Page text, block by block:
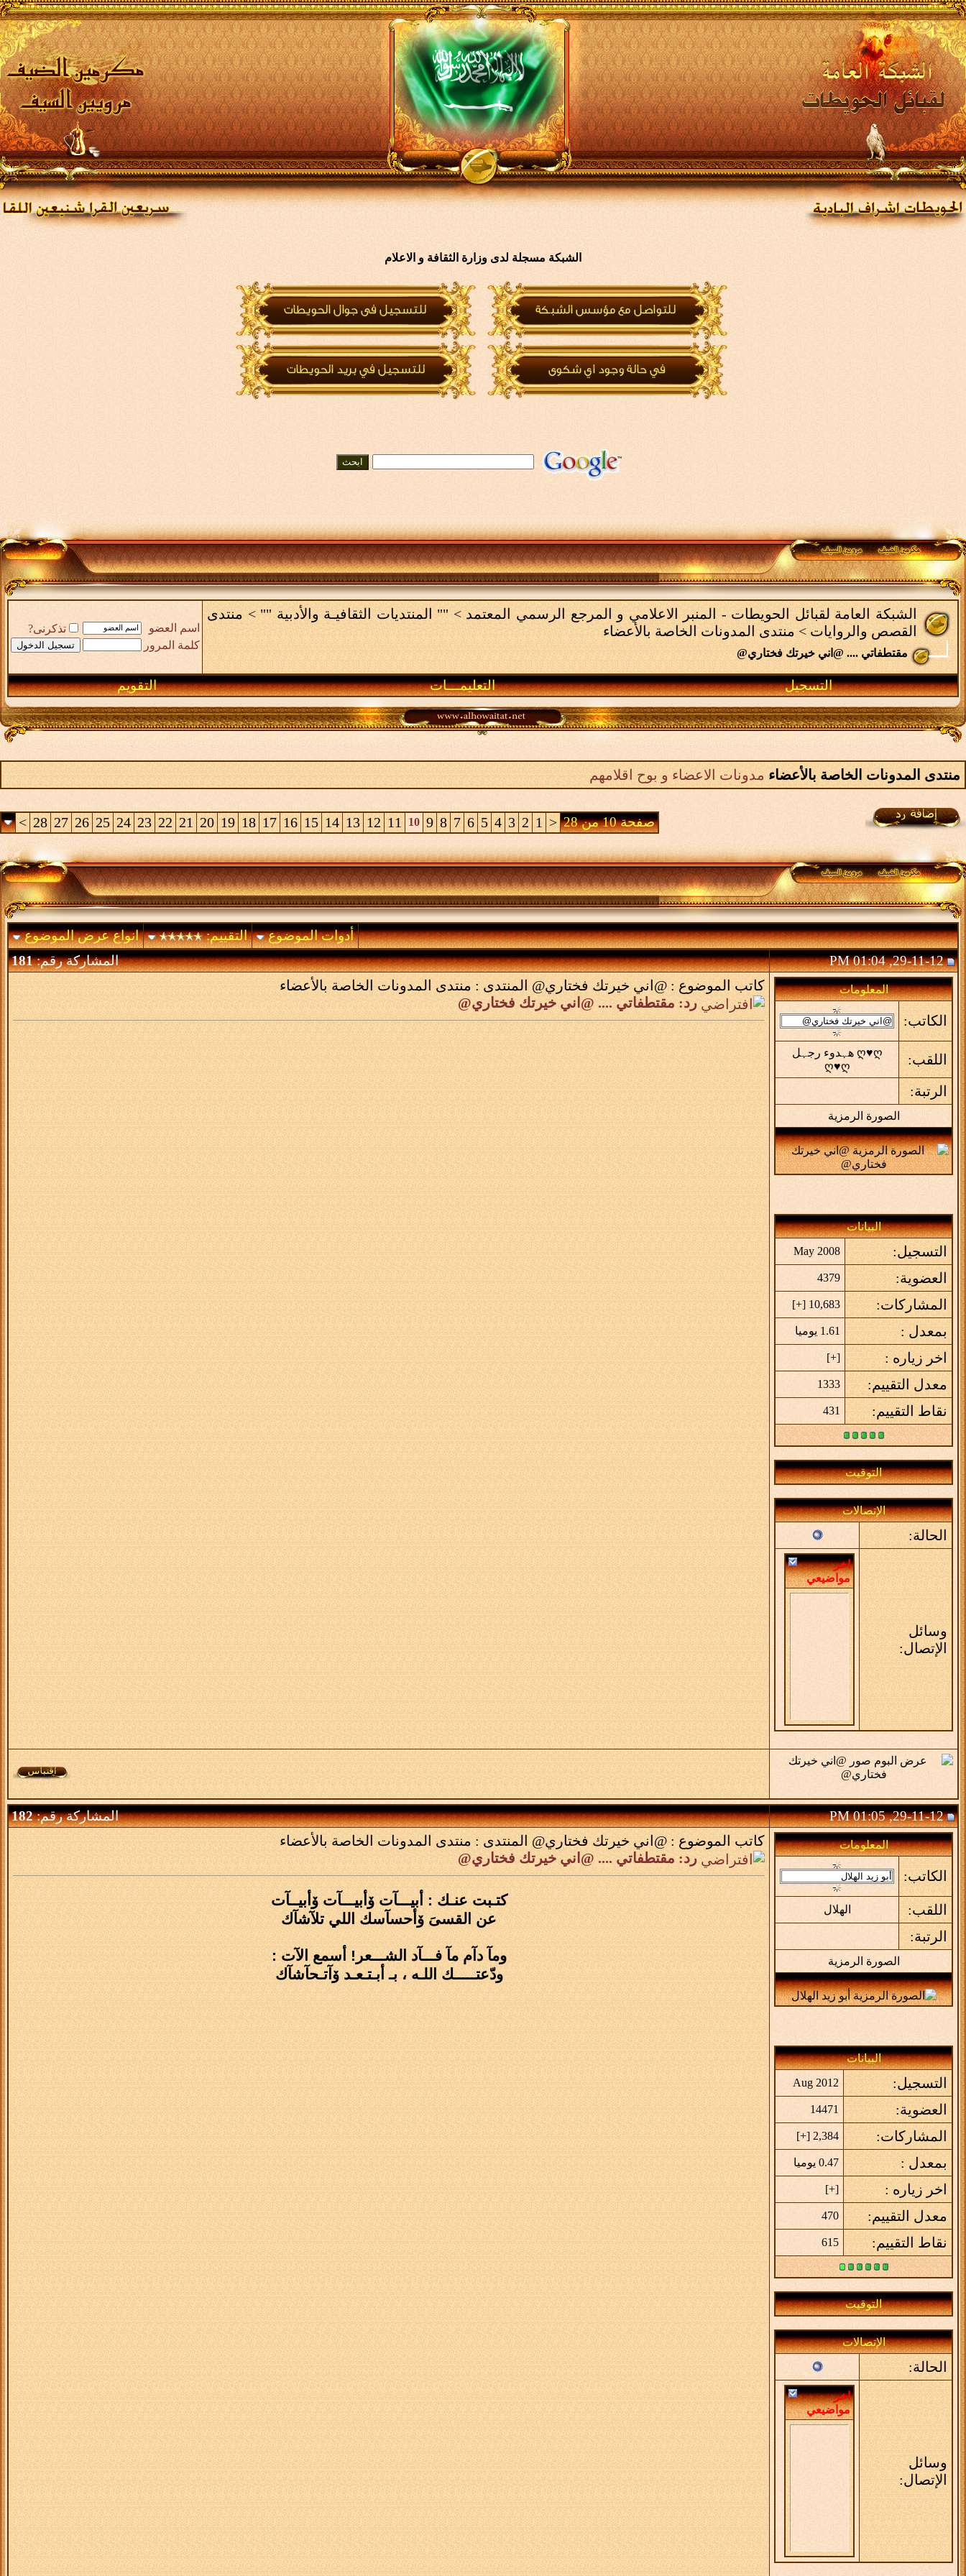
الشبكة مسجلة لدى وزارة الثقافة و الاعلام
الشبكة العامة لقبائل الحويطات - المنبر الاعلامي و المرجع الرسمي المعتمد > "" المنتديات الثقافيـة والأدبية "" > منتدى
القصص والروايات > منتدى المدونات الخاصة بالأعضاء
مقتطفاتي .... @اني خيرتك فختاري@
اسم العضو
تذكرنى?
كلمة المرور
التسجيل التعليمـــات التقويم
منتدى المدونات الخاصة بالأعضاء مدونات الاعضاء و بوح اقلامهم
صفحة 10 من 28 <
1
2
3
4
5
6
7
8
9
10
11
12
13
14
15
16
17
18
19
20
21
22
23
24
25
26
27
28
>
أدوات الموضوع التقييم:
انواع عرض الموضوع
29-11-12, 01:04 PM
المشاركة رقم:181
المعلومات
الكاتب:
اللقب:
ღ♥ღ هہدوء رجہل
ღ♥ღ
الرتبة:
الصورة الرمزية
البيانات
التسجيل: May 2008
العضوية: 4379
المشاركات: 10,683 [
+
]
بمعدل : 1.61 يوميا
اخر زياره : [
+
]
معدل التقييم: 1333
نقاط التقييم: 431
التوقيت
الإتصالات
الحالة:
وسائل
الإتصال:
اخر
مواضيعي
كاتب الموضوع : @اني خيرتك فختاري@ المنتدى : منتدى المدونات الخاصة بالأعضاء
رد: مقتطفاتي .... @اني خيرتك فختاري@
29-11-12, 01:05 PM المشاركة رقم:182
المعلومات
الكاتب:
اللقب: الهلال
الرتبة:
الصورة الرمزية
البيانات
التسجيل: Aug 2012
العضوية: 14471
المشاركات: 2,384 [
+
]
بمعدل : 0.47 يوميا
اخر زياره : [
+
]
معدل التقييم: 470
نقاط التقييم: 615
التوقيت
الإتصالات
الحالة:
وسائل
الإتصال:
اخر
مواضيعي
كاتب الموضوع : @اني خيرتك فختاري@ المنتدى : منتدى المدونات الخاصة بالأعضاء
رد: مقتطفاتي .... @اني خيرتك فختاري@
كتـبت عنـك : أبيـــآت ۆأبيـــآت ۆأبيــآت
عن القسىَ ۆأحسآسك اللي تلآشآك
ومآ دآم مآ فـــآد الشـــعر! أسمع الآت :
ودّعتـــــك اللـه ، بـ أبـتـعـد ۆآتـحآشآك